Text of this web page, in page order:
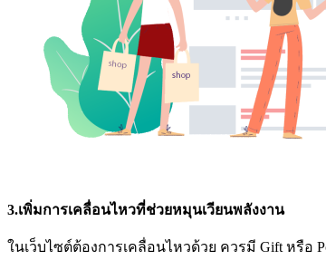
3.เพิ่มการเคลื่อนไหวที่ช่วยหมุนเวียนพลังงาน
ในเว็บไซต์ต้องการเคลื่อนไหวด้วย ควรมี Gift หรือ